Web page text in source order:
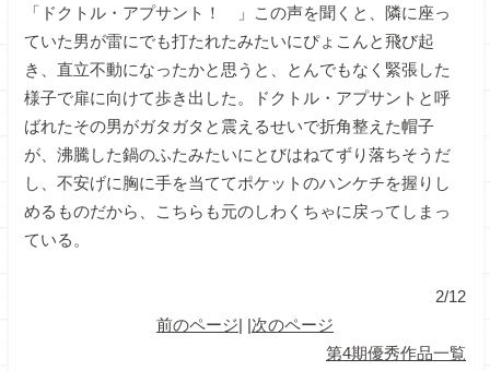
「ドクトル・アプサント！ 」この声を聞くと、隣に座っ
ていた男が雷にでも打たれたみたいにぴょこんと飛び起
き、直立不動になったかと思うと、とんでもなく緊張した
様子で扉に向けて歩き出した。ドクトル・アプサントと呼
ばれたその男がガタガタと震えるせいで折角整えた帽子
が、沸騰した鍋のふたみたいにとびはねてずり落ちそうだ
し、不安げに胸に手を当ててポケットのハンケチを握りし
めるものだから、こちらも元のしわくちゃに戻ってしまっ
ている。
2/12
前のページ| |次のページ
第4期優秀作品一覧